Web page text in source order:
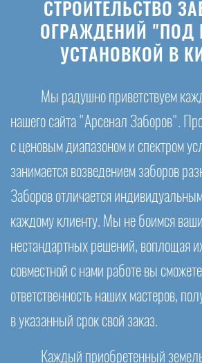
СТРОИТЕЛЬСТВО
ОГРАЖДЕНИЙ "ПОД
УСТАНОВКОЙ В
Мы радушно приветствуем
нашего сайта "Арсенал Заборов".
с ценовым диапазоном и спектром
занимается возведением заборов
Заборов отличается
каждому клиенту. Мы не боимся
нестандартных решений, воплощая
совместной с нами работе вы
ответственность наших мастеров,
в указанный срок свой заказ.
Каждый приобретенный